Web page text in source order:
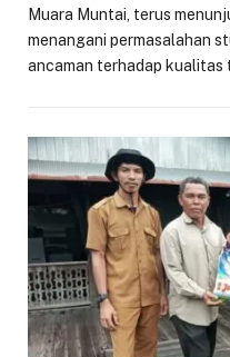
Muara Muntai, terus
menangani permasalahan
ancaman terhadap kualitas